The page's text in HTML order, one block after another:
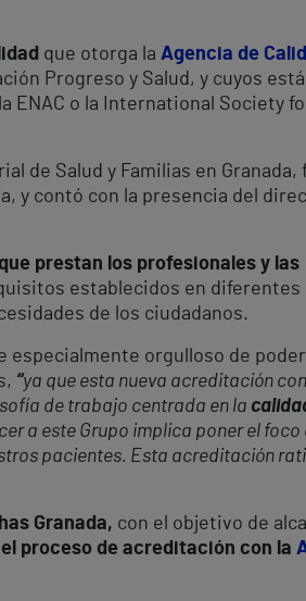
que otorga la Agencia de
Progreso y Salud, y cuyos
o la International Society
de Salud y Familias en Granada,
y contó con la presencia del
prestan los profesionales y las
establecidos en diferentes
de los ciudadanos.
especialmente orgulloso de
“ya que esta nueva acreditación
de trabajo centrada en la
a este Grupo implica poner el foco
pacientes. Esta acreditación
Granada, con el objetivo de
el proceso de acreditación con la